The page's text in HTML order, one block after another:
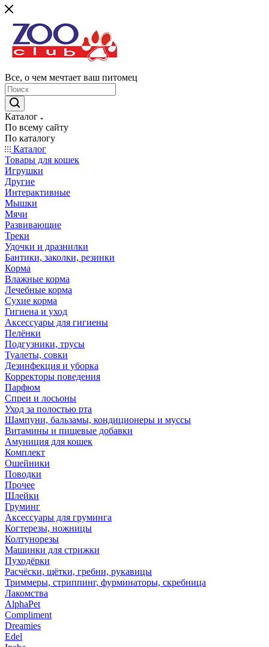
Все, о чем мечтает ваш питомец
Каталог
По всему сайту
По каталогу
Каталог
Товары для кошек
Игрушки
Другие
Интерактивные
Мышки
Мячи
Развивающие
Треки
Удочки и дразнилки
Бантики, заколки, резинки
Корма
Влажные корма
Лечебные корма
Сухие корма
Гигиена и уход
Аксессуары для гигиены
Пелёнки
Подгузники, трусы
Туалеты, совки
Дезинфекция и уборка
Корректоры поведения
Парфюм
Спреи и лосьоны
Уход за полостью рта
Шампуни, бальзамы, кондиционеры и муссы
Витамины и пищевые добавки
Амуниция для кошек
Комплект
Ошейники
Поводки
Прочее
Шлейки
Груминг
Аксессуары для груминга
Когтерезы, ножницы
Колтунорезы
Машинки для стрижки
Пуходёрки
Расчёски, щётки, гребни, рукавицы
Триммеры, стриппинг, фурминаторы, скребница
Лакомства
AlphaPet
Compliment
Dreamies
Edel